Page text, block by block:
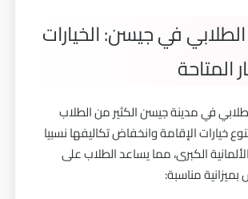
في جيسن: الخيارات
المتاحة
في مدينة جيسن الكثير من الطلاب
خيارات الإقامة وانخفاض تكاليفها نسبيا
الكبرى، مما يساعد الطلاب على
مناسبة: